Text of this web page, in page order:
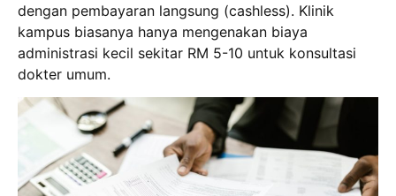
dengan pembayaran langsung (cashless). Klinik
kampus biasanya hanya mengenakan biaya
administrasi kecil sekitar RM 5-10 untuk konsultasi
dokter umum.